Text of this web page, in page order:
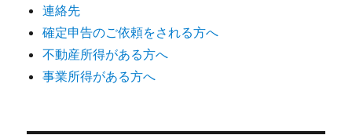
連絡先
確定申告のご依頼をされる方へ
不動産所得がある方へ
事業所得がある方へ